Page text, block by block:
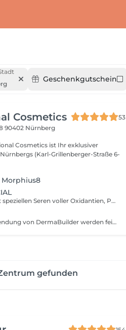
Geschenkgutschein
Cosmetics
53
90402 Nürnberg
Cosmetics ist Ihr exklusiver
(Karl-Grillenberger-Straße 6-
Diese Behandlung sorgt mit speziellen Seren voller Oxidantien, Peptide und Hyaluronsäure für eine nachhaltige Reinigung, Peeling, Abtragung und Feuchtigkeitsversorgung der Haut. Schritt 1 -Exfolieren und Peelen Schritt 2 -Tiefenreinigung Schritt 3 -Versorgung und Aufbauen -Heimpflege zur Weiterführung der Behandlung: Wir empfehlen je nach Hautbild und Zustand unsere iS Clinical Produkte.
Durch die zusätzliche Verwendung von DermaBuilder werden feine Linien und Fältchen reduziert. Schritt 1 -Exfolieren und Peelen Schritt 2 -Tiefenreinigung Schritt 3 -Versorgung und Aufbauen -DermaBuilder -LED- Licht -Heimpflege zur Weiterführung der Behandlung: Wir empfehlen das iS Clinical Age-Defying Kit
gefunden